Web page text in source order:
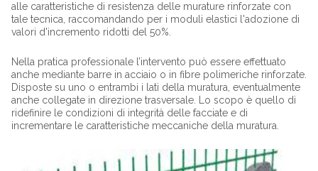
alle caratteristiche di resistenza delle murature rinforzate con
tale tecnica, raccomandando per i moduli elastici l'adozione di
valori d'incremento ridotti del 50%.
Nella pratica professionale l’intervento può essere effettuato
anche mediante barre in acciaio o in fibre polimeriche rinforzate.
Disposte su uno o entrambi i lati della muratura, eventualmente
anche collegate in direzione trasversale. Lo scopo è quello di
ridefinire le condizioni di integrità delle facciate e di
incrementare le caratteristiche meccaniche della muratura.